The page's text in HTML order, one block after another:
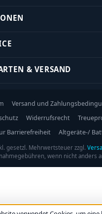
& VERSAND
Versand und
Widerrufsrecht
Barrierefreiheit
Altgeräte-/
gesetzl. Mehrwertsteuer zzgl.
wenn nicht anders